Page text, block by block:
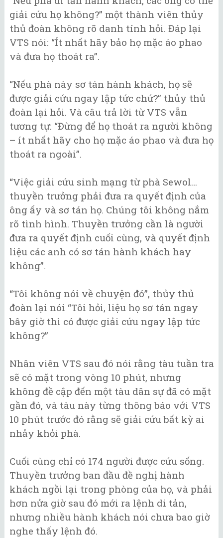
giải cứu họ không?” một thành viên thủy
thủ đoàn không rõ danh tính hỏi. Đáp lại
VTS nói: “Ít nhất hãy bảo họ mặc áo phao
và đưa họ thoát ra”.
“Nếu phà này sơ tán hành khách, họ sẽ
được giải cứu ngay lập tức chứ?” thủy thủ
đoàn lại hỏi. Và câu trả lời từ VTS vẫn
tương tự: “Đừng để họ thoát ra người không
– ít nhất hãy cho họ mặc áo phao và đưa họ
thoát ra ngoài”.
“Việc giải cứu sinh mạng từ phà Sewol…
thuyền trưởng phải đưa ra quyết định của
ông ấy và sơ tán họ. Chúng tôi không nắm
rõ tình hình. Thuyền trưởng cần là người
đưa ra quyết định cuối cùng, và quyết định
liệu các anh có sơ tán hành khách hay
không”.
“Tôi không nói về chuyện đó”, thủy thủ
đoàn lại nói “Tôi hỏi, liệu họ sơ tán ngay
bây giờ thì có được giải cứu ngay lập tức
không?”
Nhân viên VTS sau đó nói rằng tàu tuần tra
sẽ có mặt trong vòng 10 phút, nhưng
không đề cập đến một tàu dân sự đã có mặt
gần đó, và tàu này từng thông báo với VTS
10 phút trước đó rằng sẽ giải cứu bất kỳ ai
nhảy khỏi phà.
Cuối cùng chỉ có 174 người được cứu sống.
Thuyền trưởng ban đầu đề nghị hành
khách ngồi lại trong phòng của họ, và phải
hơn nửa giờ sau đó mới ra lệnh di tản,
nhưng nhiều hành khách nói chưa bao giờ
nghe thấy lệnh đó.